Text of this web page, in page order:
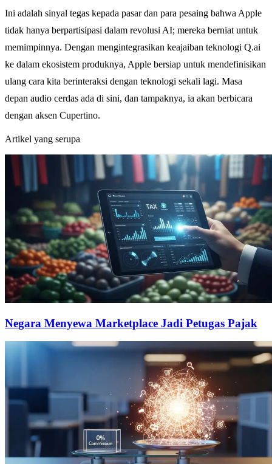
Ini adalah sinyal tegas kepada pasar dan para pesaing bahwa Apple
tidak hanya berpartisipasi dalam revolusi AI; mereka berniat untuk
memimpinnya. Dengan mengintegrasikan keajaiban teknologi Q.ai
ke dalam ekosistem produknya, Apple bersiap untuk mendefinisikan
ulang cara kita berinteraksi dengan teknologi sekali lagi. Masa
depan audio cerdas ada di sini, dan tampaknya, ia akan berbicara
dengan aksen Cupertino.
Artikel yang serupa
Negara Menyewa Marketplace Jadi Petugas Pajak